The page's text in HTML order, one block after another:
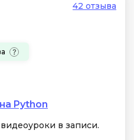
42 отзыва
Python
в записи.